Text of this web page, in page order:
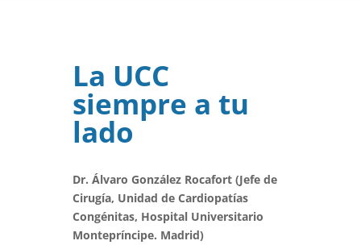
La UCC
siempre a tu
lado
Dr. Álvaro González Rocafort (Jefe de
Cirugía, Unidad de Cardiopatías
Congénitas, Hospital Universitario
Montepríncipe. Madrid)